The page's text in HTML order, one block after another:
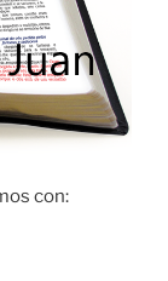
con: